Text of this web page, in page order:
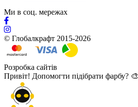
Ми в соц. мережах
© Глобалкрафт 2015-2026
Розробка сайтів
Привіт! Допомогти підібрати фарбу? 🎨